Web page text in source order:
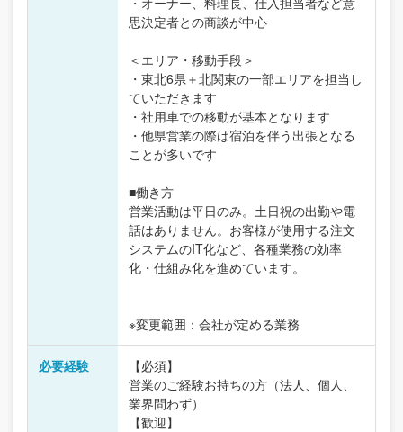
思決定者との商談が中心
＜エリア・移動手段＞
・東北6県＋北関東の一部エリアを担当し
ていただきます
・社用車での移動が基本となります
・他県営業の際は宿泊を伴う出張となる
ことが多いです
■働き方
営業活動は平日のみ。土日祝の出勤や電
話はありません。お客様が使用する注文
システムのIT化など、各種業務の効率
化・仕組み化を進めています。
※変更範囲：会社が定める業務
必要経験
【必須】
営業のご経験お持ちの方（法人、個人、
業界問わず）
【歓迎】